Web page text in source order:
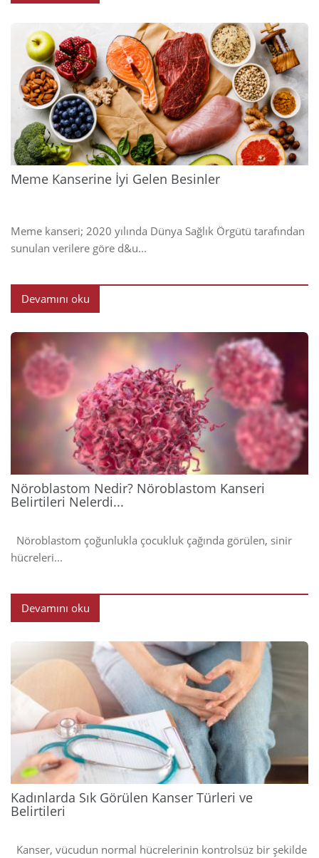
2024
Meme Kanserine İyi Gelen Besinler
Meme kanseri; 2020 yılında Dünya Sağlık Örgütü tarafından
sunulan verilere göre d&u...
Devamını oku
2024
Nöroblastom Nedir? Nöroblastom Kanseri
Belirtileri Nelerdi...
Nöroblastom çoğunlukla çocukluk çağında görülen, sinir
hücreleri...
Devamını oku
Kadınlarda Sık Görülen Kanser Türleri ve
Belirtileri
Kanser, vücudun normal hücrelerinin kontrolsüz bir şekilde